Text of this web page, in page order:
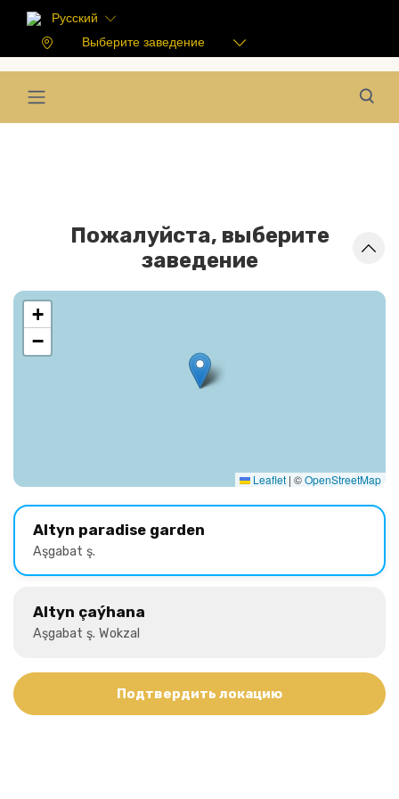
Русский
Выберите заведение
Пожалуйста, выберите
заведение
+
−
Leaflet | ©OpenStreetMap
Altyn paradise garden
Aşgabat ş.
Altyn çaýhana
Aşgabat ş. Wokzal
Подтвердить локацию